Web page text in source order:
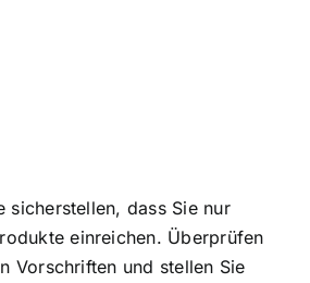
sicherstellen, dass Sie nur
einreichen. Überprüfen
Vorschriften und stellen Sie